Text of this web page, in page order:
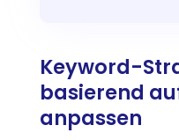
Keyword-
basierend
anpassen